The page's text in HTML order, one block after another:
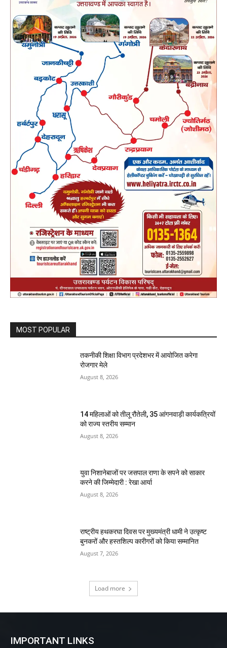
MOST POPULAR
तकनीकी शिक्षा विभाग प्रदेशभर में आयोजित करेगा
रोजगार मेले
August 8, 2026
14 महिलाओं को तीलू रौतेली, 35 आंगनवाड़ी कार्यकत्रियों
को राज्य स्तरीय सम्मान
August 8, 2026
युवा निशानेबाजों पर जसपाल राणा के सपने को साकार
करने की जिम्मेदारी : रेखा आर्या
August 8, 2026
राष्ट्रीय हथकरघा दिवस पर मुख्यमंत्री धामी ने उत्कृष्ट
बुनकरों और हस्तशिल्प कारीगरों को किया सम्मानित
August 7, 2026
Load more
IMPORTANT LINKS